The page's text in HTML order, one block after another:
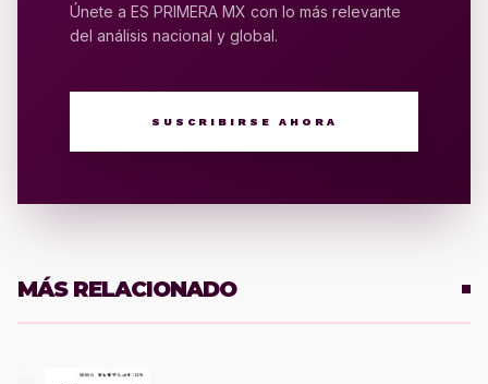
Únete a ES PRIMERA MX con lo más relevante
del análisis nacional y global.
SUSCRIBIRSE AHORA
MÁS RELACIONADO